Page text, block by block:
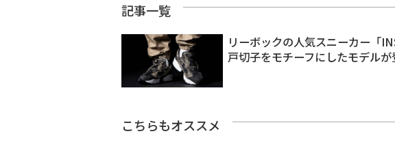
記事一覧
リーボックの人気スニーカー「
戸切子をモチーフにしたモデルが
こちらもオススメ